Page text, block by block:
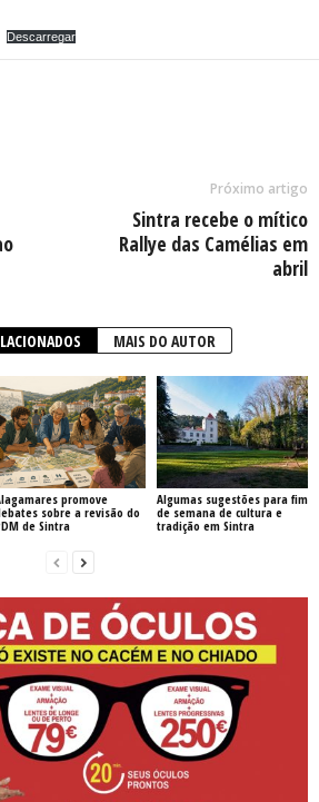
Descarregar
Próximo artigo
Sintra recebe o mítico
Rallye das Camélias em
abril
MAIS DO AUTOR
promove
sobre a revisão do
de Sintra
Algumas sugestões para fim
de semana de cultura e
tradição em Sintra